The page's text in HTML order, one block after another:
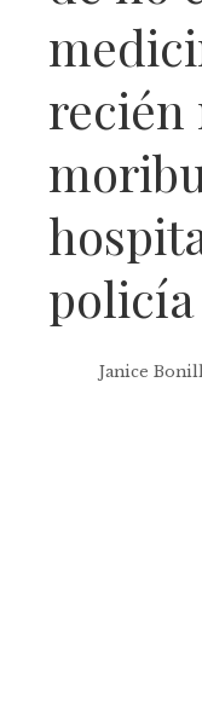
recién
policía
Janice